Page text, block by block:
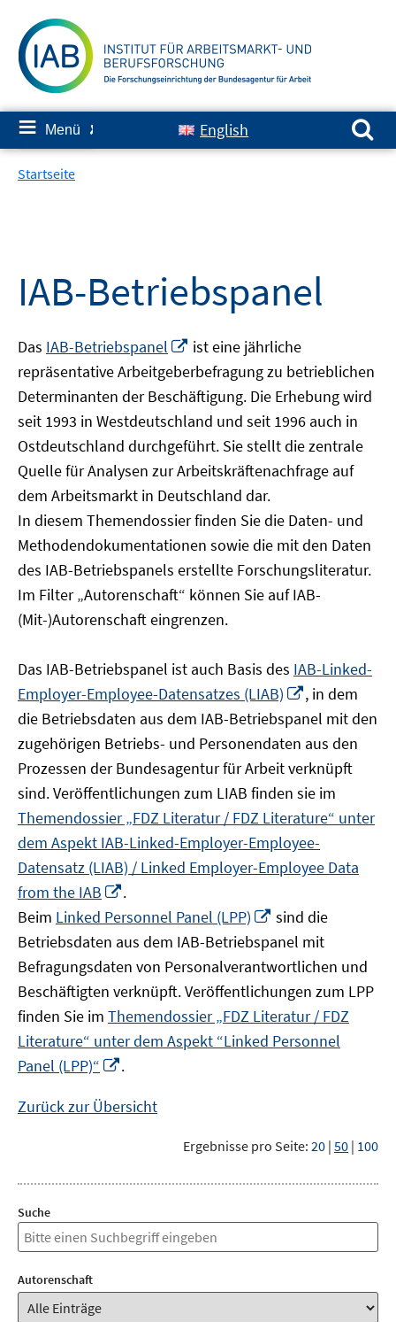
zum
Inhalt
≡ Menü ✘ English
Suchen nach:
Startseite
IAB-Betriebspanel
Das IAB-Betriebspanel
In
neuem
Fenster
öffnen
ist eine jährliche
repräsentative Arbeitgeberbefragung zu betrieblichen
Determinanten der Beschäftigung. Die Erhebung wird
seit 1993 in Westdeutschland und seit 1996 auch in
Ostdeutschland durchgeführt. Sie stellt die zentrale
Quelle für Analysen zur Arbeitskräftenachfrage auf
dem Arbeitsmarkt in Deutschland dar.
In diesem Themendossier finden Sie die Daten- und
Methodendokumentationen sowie die mit den Daten
des IAB-Betriebspanels erstellte Forschungsliteratur.
Im Filter „Autorenschaft“ können Sie auf IAB-
(Mit-)Autorenschaft eingrenzen.
Das IAB-Betriebspanel ist auch Basis des IAB-Linked-
Employer-Employee-Datensatzes (LIAB)
In
neuem
Fenster
öffnen
, in dem
die Betriebsdaten aus dem IAB-Betriebspanel mit den
zugehörigen Betriebs- und Personendaten aus den
Prozessen der Bundesagentur für Arbeit verknüpft
sind. Veröffentlichungen zum LIAB finden sie im
Themendossier „FDZ Literatur / FDZ Literature“ unter
dem Aspekt IAB-Linked-Employer-Employee-
Datensatz (LIAB) / Linked Employer-Employee Data
from the IAB
neuem
Fenster
öffnen
.
Beim Linked Personnel Panel (LPP)
In
neuem
Fenster
öffnen
sind die
Betriebsdaten aus dem IAB-Betriebspanel mit
Befragungsdaten von Personalverantwortlichen und
Beschäftigten verknüpft. Veröffentlichungen zum LPP
finden Sie im Themendossier „FDZ Literatur / FDZ
Literature“ unter dem Aspekt “Linked Personnel
Panel (LPP)“
Fenster
.
Zurück zur Übersicht
Ergebnisse pro Seite: 20 | 50 | 100
Suche
Autorenschaft